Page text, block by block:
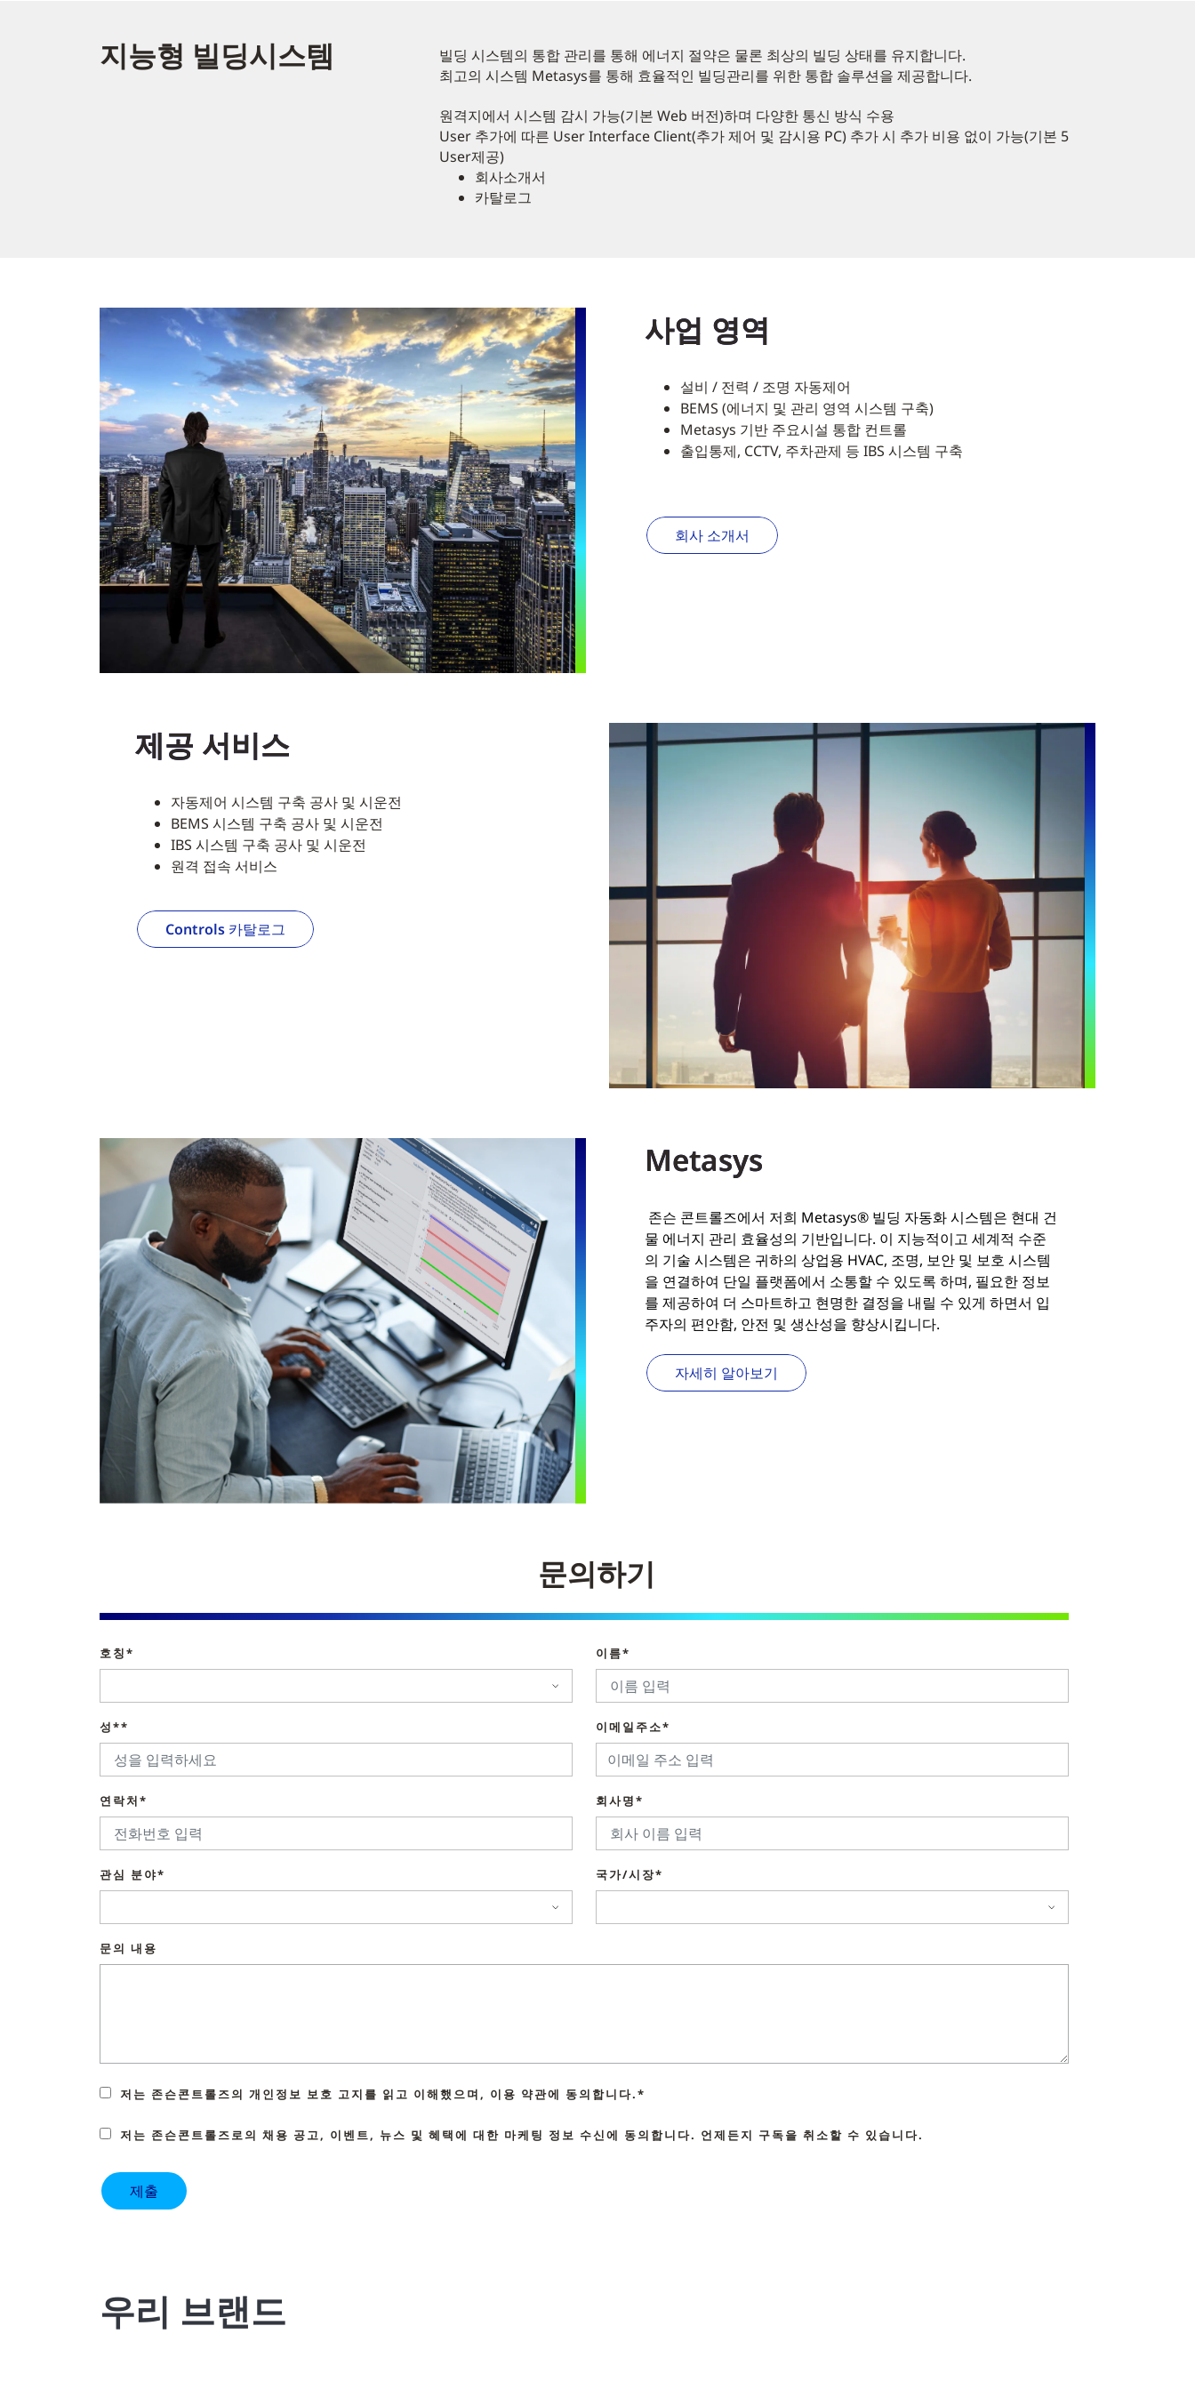
지능형 빌딩시스템
빌딩 시스템의 통합 관리를 통해 에너지 절약은 물론 최상의 빌딩 상태를 유지합니다.
최고의 시스템 Metasys를 통해 효율적인 빌딩관리를 위한 통합 솔루션을 제공합니다.
원격지에서 시스템 감시 가능(기본 Web 버전)하며 다양한 통신 방식 수용
User 추가에 따른 User Interface Client(추가 제어 및 감시용 PC) 추가 시 추가 비용 없이 가능(기본 5
User제공)
회사소개서
카탈로그
사업 영역
설비 / 전력 / 조명 자동제어
BEMS (에너지 및 관리 영역 시스템 구축)
Metasys 기반 주요시설 통합 컨트롤
출입통제, CCTV, 주차관제 등 IBS 시스템 구축
회사 소개서
제공 서비스
자동제어 시스템 구축 공사 및 시운전
BEMS 시스템 구축 공사 및 시운전
IBS 시스템 구축 공사 및 시운전
원격 접속 서비스
Controls 카탈로그
Metasys
존슨 콘트롤즈에서 저희 Metasys® 빌딩 자동화 시스템은 현대 건
물 에너지 관리 효율성의 기반입니다. 이 지능적이고 세계적 수준
의 기술 시스템은 귀하의 상업용 HVAC, 조명, 보안 및 보호 시스템
을 연결하여 단일 플랫폼에서 소통할 수 있도록 하며, 필요한 정보
를 제공하여 더 스마트하고 현명한 결정을 내릴 수 있게 하면서 입
주자의 편안함, 안전 및 생산성을 향상시킵니다.
자세히 알아보기
문의하기
호칭* 이름*
성** 이메일주소*
연락처* 회사명*
관심 분야* 국가/시장*
문의 내용
저는 존슨콘트롤즈의 개인정보 보호 고지를 읽고 이해했으며, 이용 약관에 동의합니다.*
저는 존슨콘트롤즈로의 채용 공고, 이벤트, 뉴스 및 혜택에 대한 마케팅 정보 수신에 동의합니다. 언제든지 구독을 취소할 수 있습니다.
우리 브랜드